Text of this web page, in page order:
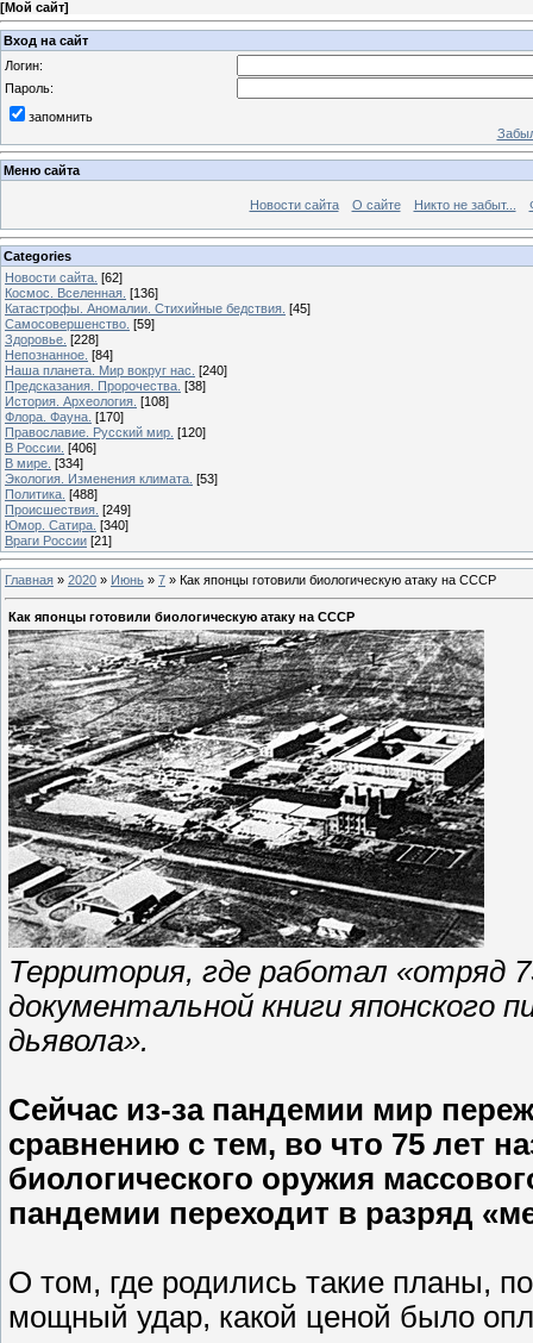
[Мой сайт]
Вход на сайт
Логин:
Пароль:
запомнить
Меню сайта
Новости сайта О сайте Никто не забыт...
Categories
Новости сайта. [62]
Космос. Вселенная. [136]
Катастрофы. Аномалии. Стихийные бедствия. [45]
Самосовершенство. [59]
Здоровье. [228]
Непознанное. [84]
Наша планета. Мир вокруг нас. [240]
Предсказания. Пророчества. [38]
История. Археология. [108]
Флора. Фауна. [170]
Православие. Русский мир. [120]
В России. [406]
В мире. [334]
Экология. Изменения климата. [53]
Политика. [488]
Происшествия. [249]
Юмор. Сатира. [340]
Враги России [21]
Главная » 2020 » Июнь » 7 » Как японцы готовили биологическую атаку на СССР
Как японцы готовили биологическую атаку на СССР
Территория, где работал «отряд
документальной книги японского
дьявола».
Сейчас из-за пандемии мир
сравнению с тем, во что 75 лет
биологического оружия
пандемии переходит в разряд
О том, где родились такие планы,
мощный удар, какой ценой было